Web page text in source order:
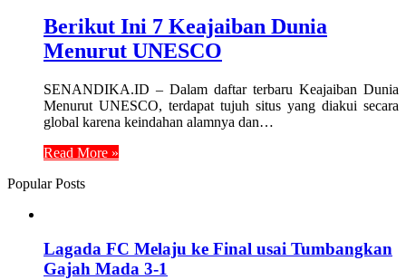
Berikut Ini 7 Keajaiban Dunia
Menurut UNESCO
SENANDIKA.ID – Dalam daftar terbaru Keajaiban Dunia
Menurut UNESCO, terdapat tujuh situs yang diakui secara
global karena keindahan alamnya dan…
Read More »
Popular Posts
Lagada FC Melaju ke Final usai Tumbangkan
Gajah Mada 3-1